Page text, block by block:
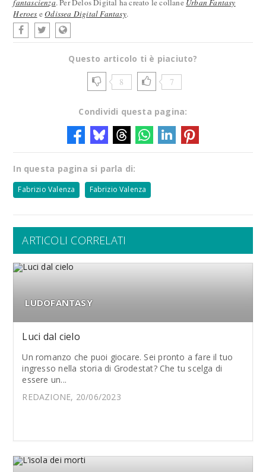
fantascienza. Per Delos Digital ha creato le collane Urban Fantasy
Heroes eOdissea Digital Fantasy.
Questo articolo ti è piaciuto?
8 7
Condividi questa pagina:
In questa pagina si parla di:
Fabrizio Valenza Fabrizio Valenza
ARTICOLI CORRELATI
LUDOFANTASY
Luci dal cielo
Un romanzo che puoi giocare. Sei pronto a fare il tuo
ingresso nella storia di Grodestat? Che tu scelga di
essere un...
REDAZIONE, 20/06/2023